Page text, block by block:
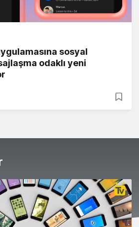
sosyal
odaklı yeni